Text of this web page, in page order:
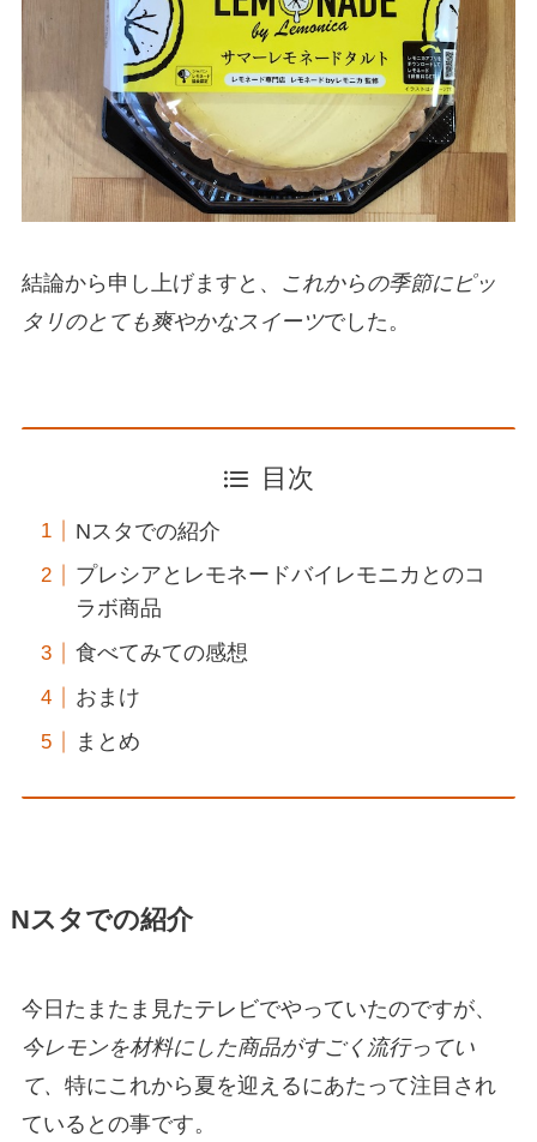
結論から申し上げますと、
これからの季節にピッ
タリのとても爽やかなスイーツでした。
目次
Nスタでの紹介
プレシアとレモネードバイレモニカとのコ
ラボ商品
食べてみての感想
おまけ
まとめ
Nスタでの紹介
今日たまたま見たテレビでやっていたのですが、
今レモンを材料にした商品がすごく流行ってい
て、 特にこれから夏を迎えるにあたって注目され
ているとの事です。